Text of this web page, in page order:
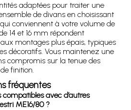
adaptées pour traiter une
de divans en choisissant
conviennent à votre volume de
14 et 16 mm répondent
montages plus épais, typiques
décoratifs. Vous maintenez une
compromis sur la tenue des
finition.
fréquentes
avec d’autres
ME16/80 ?